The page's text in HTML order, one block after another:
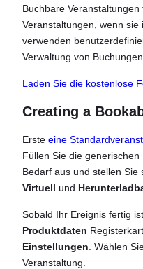
Buchbare
Veranstaltungen, wenn
verwenden
Verwaltung von
Laden Sie die kostenlose
Creating a
Erste eine
Füllen Sie die
Bedarf aus und stellen Sie
Virtuell und
Sobald Ihr Ereignis fertig
Produktdaten
Einstellungen . Wählen
Veranstaltung.